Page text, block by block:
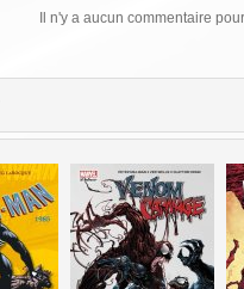
Il n'y a aucun commentaire